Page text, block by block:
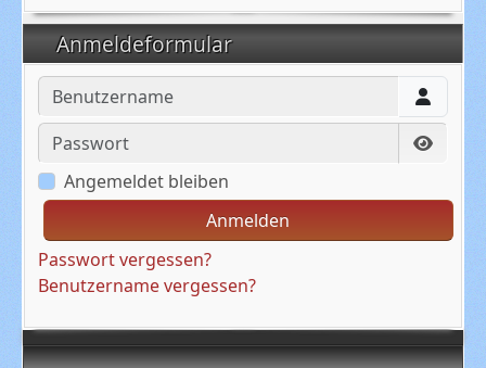
Anmeldeformular
Benutzername
Passwort
Angemeldet bleiben
Anmelden
Passwort vergessen?
Benutzername vergessen?